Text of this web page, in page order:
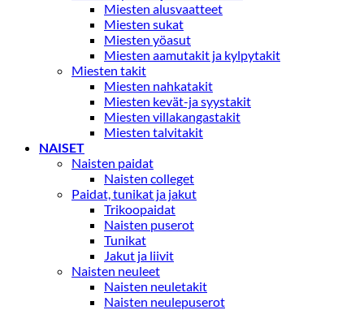
Miesten alusvaatteet
Miesten sukat
Miesten yöasut
Miesten aamutakit ja kylpytakit
Miesten takit
Miesten nahkatakit
Miesten kevät-ja syystakit
Miesten villakangastakit
Miesten talvitakit
NAISET
Naisten paidat
Naisten colleget
Paidat, tunikat ja jakut
Trikoopaidat
Naisten puserot
Tunikat
Jakut ja liivit
Naisten neuleet
Naisten neuletakit
Naisten neulepuserot